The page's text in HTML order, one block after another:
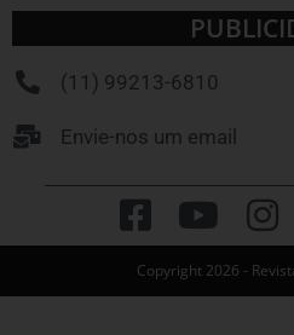
(11) 99213-6810
Envie-nos um email
Copyright 2026 -